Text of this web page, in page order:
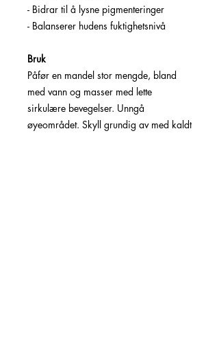
- Bidrar til å lysne pigmenteringer
- Balanserer hudens fuktighetsnivå
Bruk
Påfør en mandel stor mengde, bland
med vann og masser med lette
sirkulære bevegelser. Unngå
øyeområdet. Skyll grundig av med kaldt